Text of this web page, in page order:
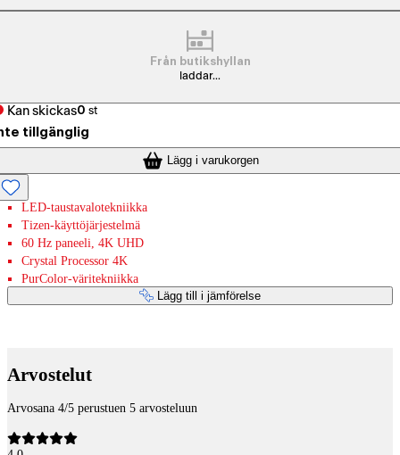
Från butikshyllan
laddar...
Kan skickas0 st
tillgänglig
Lägg i varukorgen
LED-taustavalotekniikka
Tizen-käyttöjärjestelmä
60 Hz paneeli, 4K UHD
Crystal Processor 4K
PurColor-väritekniikka
Lägg till i jämförelse
Arvostelut
Arvosana 4/5 perustuen 5 arvosteluun